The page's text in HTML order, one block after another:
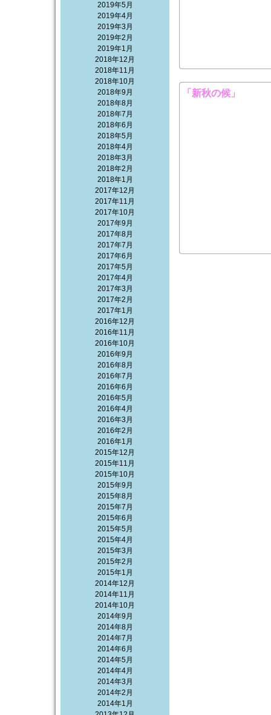
2019年5月
2019年4月
2019年3月
2019年2月
2019年1月
2018年12月
2018年11月
2018年10月
2018年9月
2018年8月
2018年7月
2018年6月
2018年5月
2018年4月
2018年3月
2018年2月
2018年1月
2017年12月
2017年11月
2017年10月
2017年9月
2017年8月
2017年7月
2017年6月
2017年5月
2017年4月
2017年3月
2017年2月
2017年1月
2016年12月
2016年11月
2016年10月
2016年9月
2016年8月
2016年7月
2016年6月
2016年5月
2016年4月
2016年3月
2016年2月
2016年1月
2015年12月
2015年11月
2015年10月
2015年9月
2015年8月
2015年7月
2015年6月
2015年5月
2015年4月
2015年3月
2015年2月
2015年1月
2014年12月
2014年11月
2014年10月
2014年9月
2014年8月
2014年7月
2014年6月
2014年5月
2014年4月
2014年3月
2014年2月
2014年1月
「新秋の候」